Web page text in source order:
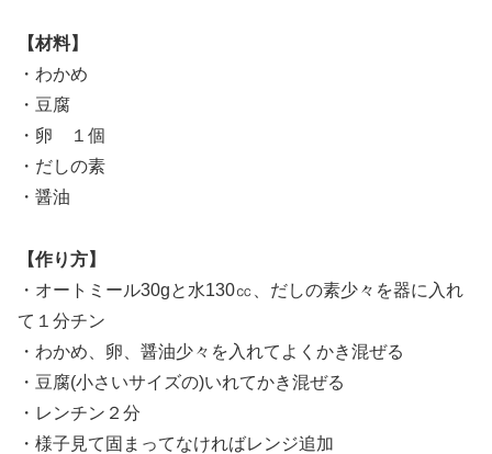
【材料】
・わかめ
・豆腐
・卵 １個
・だしの素
・醤油
【作り方】
・オートミール30gと水130㏄、だしの素少々を器に入れ
て１分チン
・わかめ、卵、醤油少々を入れてよくかき混ぜる
・豆腐(小さいサイズの)いれてかき混ぜる
・レンチン２分
・様子見て固まってなければレンジ追加